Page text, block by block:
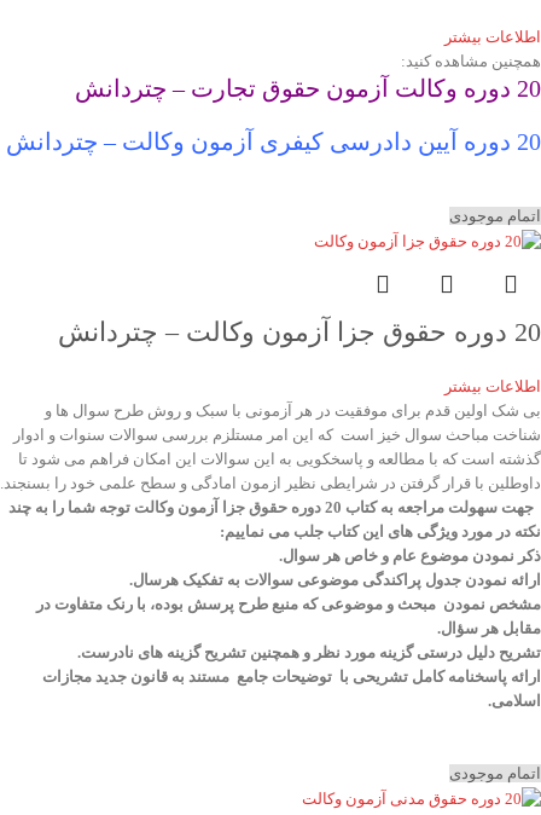
اطلاعات بیشتر
همچنین مشاهده کنید:
20 دوره وکالت آزمون حقوق تجارت – چتردانش
20 دوره آیین دادرسی کیفری آزمون وکالت – چتردانش
اتمام موجودی
20 دوره حقوق جزا آزمون وکالت – چتردانش
اطلاعات بیشتر
بی شک اولین قدم برای موفقیت در هر آزمونی با سبک و روش طرح سوال ها و
شناخت مباحث سوال خیز است که این امر مستلزم بررسی سوالات سنوات و ادوار
گذشته است که با مطالعه و پاسخکویی به این سوالات این امکان فراهم می شود تا
داوطلین با قرار گرفتن در شرایطی نظیر ازمون امادگی و سطح علمی خود را بسنجند.
جهت سهولت مراجعه به کتاب 20 دوره حقوق جزا آزمون وکالت توجه شما را به چند
نکته در مورد ویژگی های این کتاب جلب می نماییم:
ذکر نمودن موضوع عام و خاص هر سوال.
ارائه نمودن جدول پراکندگی موضوعی سوالات به تفکیک هرسال.
مشخص نمودن مبحث و موضوعی که منبع طرح پرسش بوده، با رنک متفاوت در
مقابل هر سؤال.
تشریح دلیل درستی گزینه مورد نظر و همچنین تشریح گزینه های نادرست.
ارائه پاسخنامه کامل تشریحی با توضیحات جامع مستند به قانون جدید مجازات
اسلامی.
اتمام موجودی